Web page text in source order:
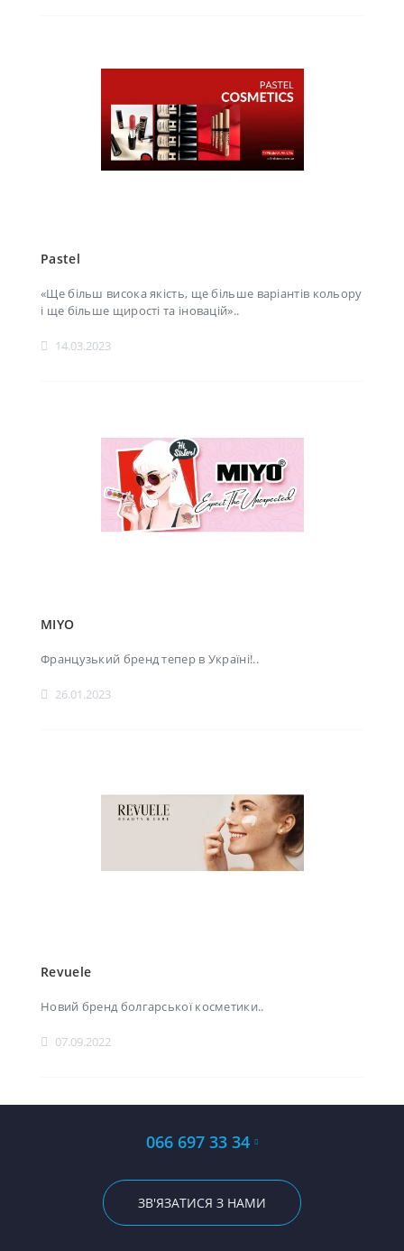
Pastel
«Ще більш висока якість, ще більше варіантів кольору
і ще більше щирості та іновацій»..
14.03.2023
MIYO
Французький бренд тепер в Україні!..
26.01.2023
Revuele
Новий бренд болгарської косметики..
07.09.2022
066 697 33 34
ЗВ'ЯЗАТИСЯ З НАМИ